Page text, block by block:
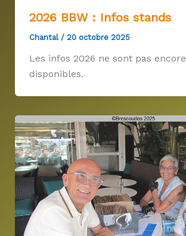
2026 BBW : Infos stands
Chantal / 20 octobre 2025
Les infos 2026 ne sont pas encore
disponibles.